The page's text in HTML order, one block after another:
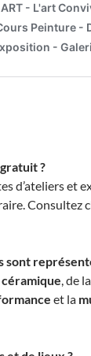
?
d’ateliers et
Consultez
sont
céramique , de la
et la